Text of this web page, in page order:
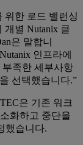
위한 로드 밸런싱
개별 Nutanix 클
은 말합니
인프라에
족한 세부사항
선택했습니다.”
은 기존 워크
화하고 중단을
했습니다.